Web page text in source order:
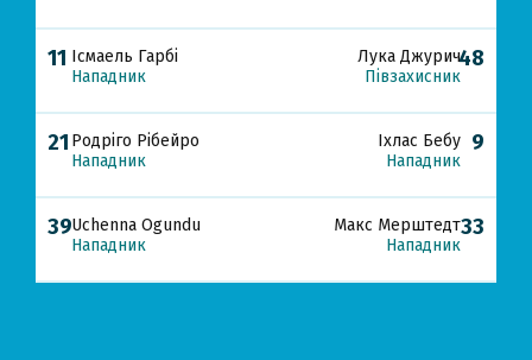
11 Ісмаель Гарбі
Нападник
21 Родріго Рібейро
Нападник
39Uchenna Ogundu
Нападник
48
Лука Джурич
Півзахисник
9
Іхлас Бебу
Нападник
33
Макс Мерштедт
Нападник